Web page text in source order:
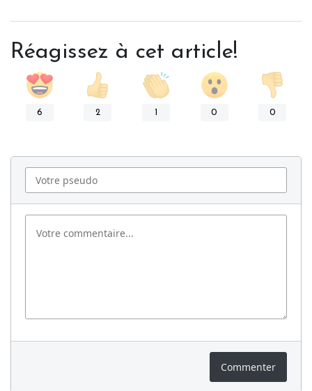
Réagissez à cet article!
6 2 1 0 0
Commenter